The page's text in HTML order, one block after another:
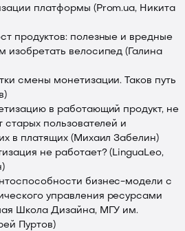
платформы (Prom.ua, Никита
продуктов: полезные и вредные
изобретать велосипед (Галина
смены монетизации. Таков путь
в работающий продукт, не
старых пользователей и
в платящих (Михаил Забелин)
не работает? (LinguaLeo,
бизнес-модели с
управления ресурсами
Школа Дизайна, МГУ им.
Пуртов)